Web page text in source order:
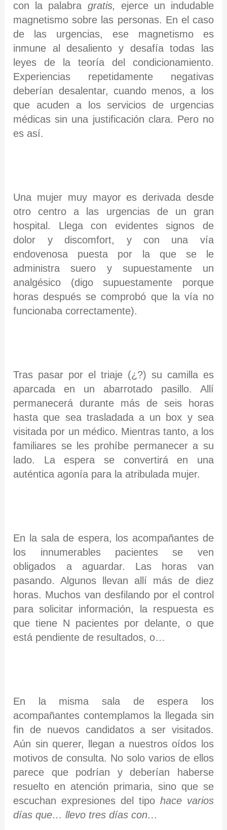
con la palabra gratis, ejerce un indudable
magnetismo sobre las personas. En el caso
de las urgencias, ese magnetismo es
inmune al desaliento y desafía todas las
leyes de la teoría del condicionamiento.
Experiencias repetidamente negativas
deberían desalentar, cuando menos, a los
que acuden a los servicios de urgencias
médicas sin una justificación clara. Pero no
es así.
Una mujer muy mayor es derivada desde
otro centro a las urgencias de un gran
hospital. Llega con evidentes signos de
dolor y discomfort, y con una vía
endovenosa puesta por la que se le
administra suero y supuestamente un
analgésico (digo supuestamente porque
horas después se comprobó que la vía no
funcionaba correctamente).
Tras pasar por el triaje (¿?) su camilla es
aparcada en un abarrotado pasillo. Allí
permanecerá durante más de seis horas
hasta que sea trasladada a un box y sea
visitada por un médico. Mientras tanto, a los
familiares se les prohíbe permanecer a su
lado. La espera se convertirá en una
auténtica agonía para la atribulada mujer.
En la sala de espera, los acompañantes de
los innumerables pacientes se ven
obligados a aguardar. Las horas van
pasando. Algunos llevan allí más de diez
horas. Muchos van desfilando por el control
para solicitar información, la respuesta es
que tiene N pacientes por delante, o que
está pendiente de resultados, o…
En la misma sala de espera los
acompañantes contemplamos la llegada sin
fin de nuevos candidatos a ser visitados.
Aún sin querer, llegan a nuestros oídos los
motivos de consulta. No solo varios de ellos
parece que podrían y deberían haberse
resuelto en atención primaria, sino que se
escuchan expresiones del tipo hace varios
días que… llevo tres días con…